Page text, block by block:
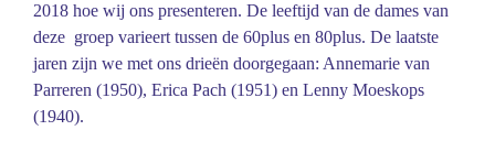
2018 hoe wij ons presenteren. De leeftijd van de dames van
deze groep varieert tussen de 60plus en 80plus. De laatste
jaren zijn we met ons drieën doorgegaan: Annemarie van
Parreren (1950), Erica Pach (1951) en Lenny Moeskops
(1940).